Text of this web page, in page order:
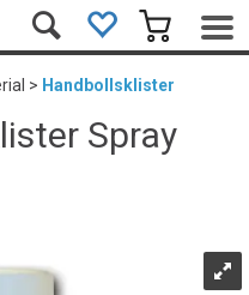
> Handbollsklister
Spray